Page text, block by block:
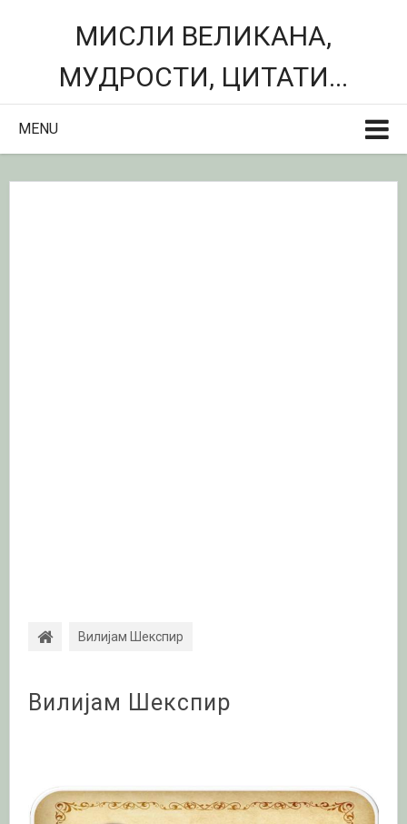
МИСЛИ ВЕЛИКАНА,
МУДРОСТИ, ЦИТАТИ...
MENU
Вилијам Шекспир
Вилијам Шекспир